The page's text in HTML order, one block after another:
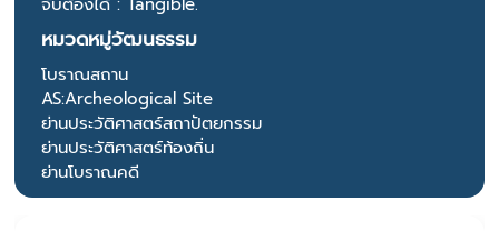
หมวดหมู่วัฒนธรรม
โบราณสถาน
AS:Archeological Site
ย่านประวัติศาสตร์สถาปัตยกรรม
ย่านประวัติศาสตร์ท้องถิ่น
ย่านโบราณคดี